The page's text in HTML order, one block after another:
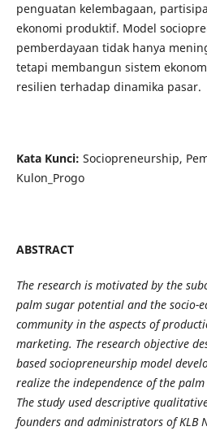
penguatan kelembagaan,
ekonomi produktif. Model
pemberdayaan tidak hanya
tetapi membangun sistem
resilien terhadap dinamika pasar.
Kata Kunci: Sociopreneurship,
Kulon_Progo
ABSTRACT
The research is motivated by the
palm sugar potential and the socio-
community in the aspects of
marketing. The research objective
based sociopreneurship model
realize the independence of the
The study used descriptive
founders and administrators of KLB